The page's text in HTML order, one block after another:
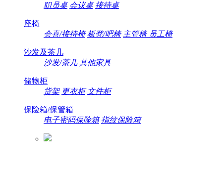
职员桌 会议桌 接待桌
座椅
会喜/接待椅 板凳/吧椅 主管椅 员工椅
沙发及茶几
沙发/茶几 其他家具
储物柜
货架 更衣柜 文件柜
保险箱/保管箱
电子密码保险箱 指纹保险箱